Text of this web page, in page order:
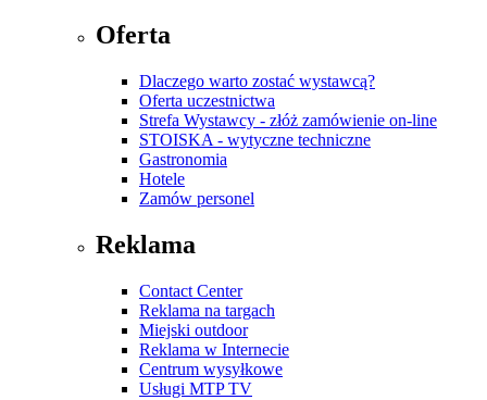
Oferta
Dlaczego warto zostać wystawcą?
Oferta uczestnictwa
Strefa Wystawcy - złóż zamówienie on-line
STOISKA - wytyczne techniczne
Gastronomia
Hotele
Zamów personel
Reklama
Contact Center
Reklama na targach
Miejski outdoor
Reklama w Internecie
Centrum wysyłkowe
Usługi MTP TV